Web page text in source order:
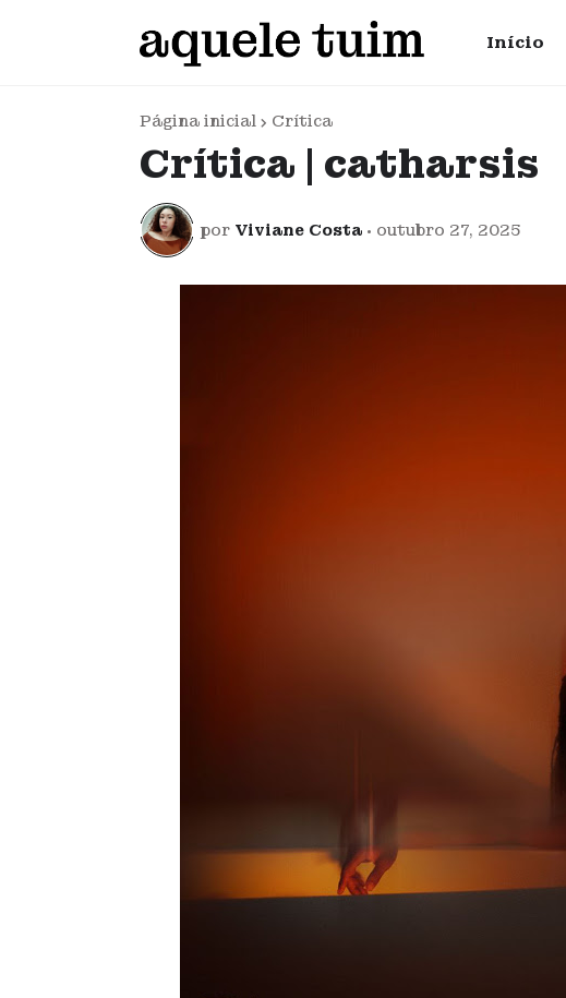
Início
Página inicial Crítica
Crítica | catharsis
por Viviane Costa • outubro 27, 2025